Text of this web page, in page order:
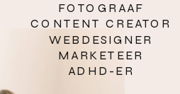
FOTOGRAAF
CONTENT CREATOR
WEBDESIGNER
MARKETEER
ADHD-ER